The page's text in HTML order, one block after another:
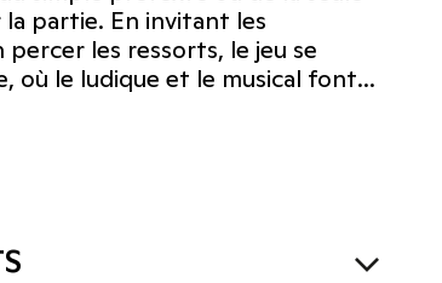
partie. En invitant les
les ressorts, le jeu se
où le ludique et le musical font…